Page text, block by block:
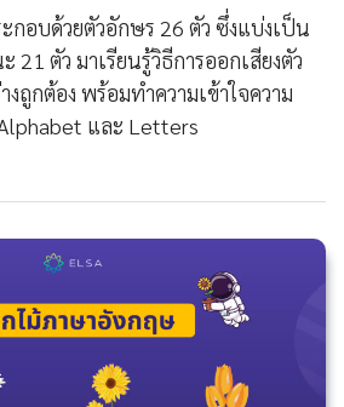
อบด้วยตัวอักษร 26 ตัว ซึ่งแบ่งเป็น
ตัว มาเรียนรู้วิธีการออกเสียงตัว
ถูกต้อง พร้อมทำความเข้าใจความ
และ Letters